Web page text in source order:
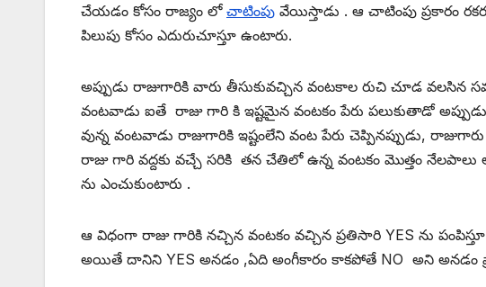
చేయడం కోసం రాజ్యం లో చాటింపు వేయిస్తాడు . ఆ చాటింపు ప్రకారం
పిలుపు కోసం ఎదురుచూస్తూ ఉంటారు.
అప్పుడు రాజుగారికి వారు తీసుకువచ్చిన వంటకాల రుచి చూడ వలసిన
వంటవాడు ఐతే రాజు గారి కి ఇష్టమైన వంటకం పేరు పలుకుతాడో
వున్న వంటవాడు రాజుగారికి ఇష్టంలేని వంట పేరు చెప్పినప్పుడు,
రాజు గారి వద్దకు వచ్చే సరికి తన చేతిలో ఉన్న వంటకం మొత్తం నేలపాలు
ను ఎంచుకుంటారు .
ఆ విధంగా రాజు గారికి నచ్చిన వంటకం వచ్చిన ప్రతిసారి YES ను
అయితే దానిని YES అనడం ,ఏది అంగీకారం కాకపోతే NO అని అనడం